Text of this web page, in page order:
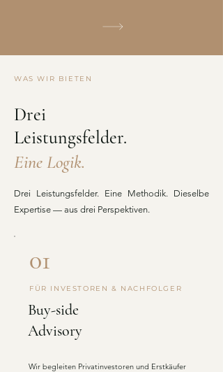
WAS WIR BIETEN
Leistungsfelder.
Drei
Eine Logik.
Drei Leistungsfelder. Eine Methodik. Dieselbe
Expertise — aus drei Perspektiven.
01
FÜR INVESTOREN & NACHFOLGER
Buy-side
Advisory
​Wir begleiten Privatinvestoren und Erstkäufer